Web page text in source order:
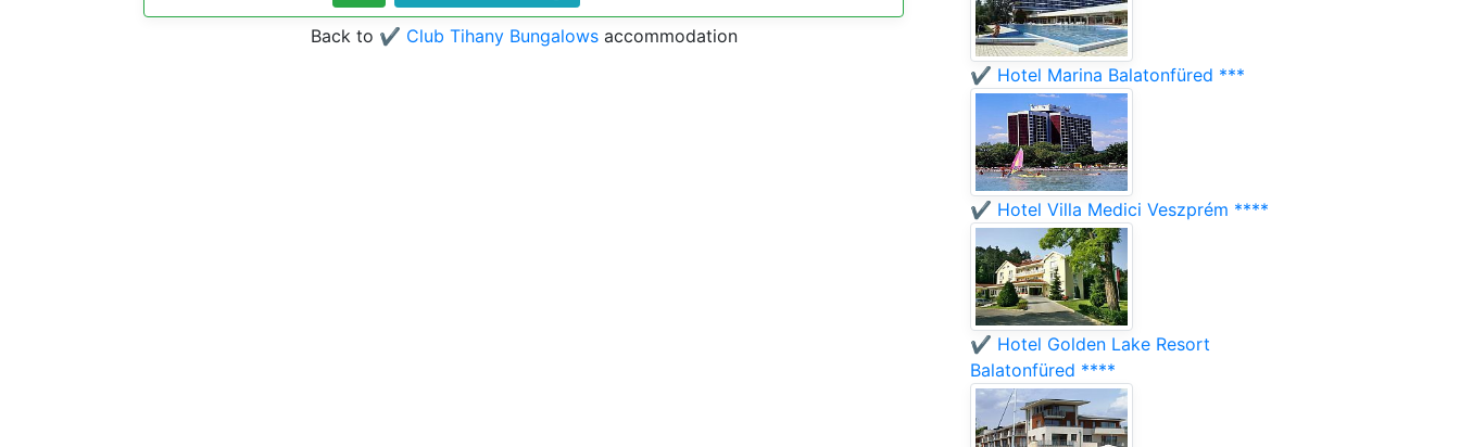
Back to ✔️ Club Tihany Bungalows accommodation
✔️ Hotel Marina Balatonfüred ***
✔️ Hotel Villa Medici Veszprém ****
✔️ Hotel Golden Lake Resort
Balatonfüred ****